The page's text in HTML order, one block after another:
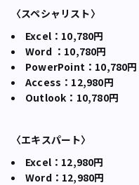
〈スペシャリスト〉
Excel：10,780円
Word ：10,780円
PowerPoint：10,780円
Access：12,980円
Outlook：10,780円
〈エキスパート〉
Excel：12,980円
Word：12,980円